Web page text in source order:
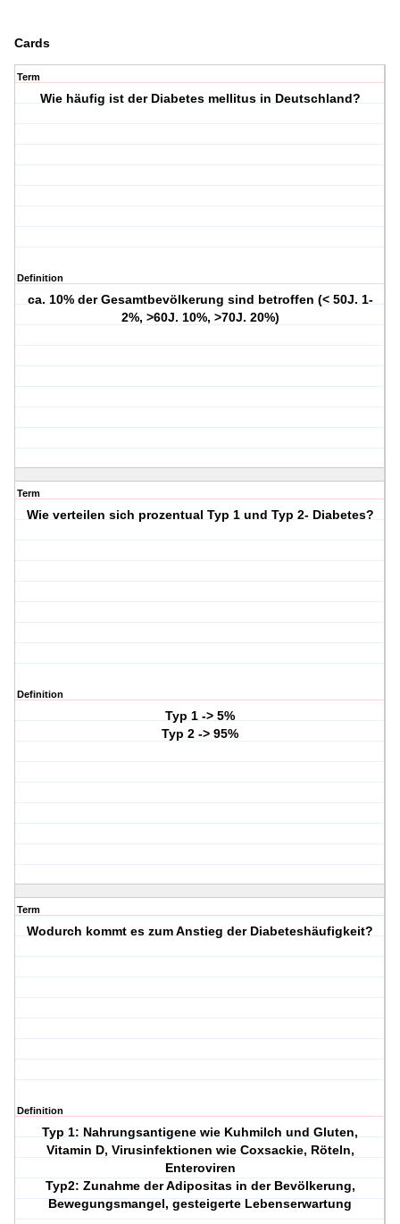
Cards
Term
Wie häufig ist der Diabetes mellitus in Deutschland?
Definition
ca. 10% der Gesamtbevölkerung sind betroffen (< 50J. 1-
2%, >60J. 10%, >70J. 20%)
Term
Wie verteilen sich prozentual Typ 1 und Typ 2- Diabetes?
Definition
Typ 1 -> 5%
Typ 2 -> 95%
Term
Wodurch kommt es zum Anstieg der Diabeteshäufigkeit?
Definition
Typ 1: Nahrungsantigene wie Kuhmilch und Gluten,
Vitamin D, Virusinfektionen wie Coxsackie, Röteln,
Enteroviren
Typ2: Zunahme der Adipositas in der Bevölkerung,
Bewegungsmangel, gesteigerte Lebenserwartung